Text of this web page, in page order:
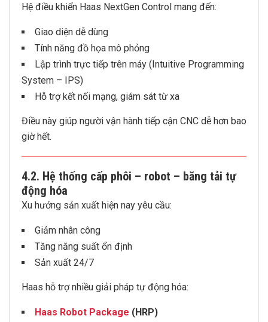
Hệ điều khiển Haas NextGen Control mang đến:
Giao diện dễ dùng
Tính năng đồ họa mô phỏng
Lập trình trực tiếp trên máy (Intuitive Programming
System – IPS)
Hỗ trợ kết nối mạng, giám sát từ xa
Điều này giúp người vận hành tiếp cận CNC dễ hơn bao
giờ hết.
4.2. Hệ thống cấp phôi – robot – băng tải tự
động hóa
Xu hướng sản xuất hiện nay yêu cầu:
Giảm nhân công
Tăng năng suất ổn định
Sản xuất 24/7
Haas hỗ trợ nhiều giải pháp tự động hóa:
Haas Robot Package (HRP)